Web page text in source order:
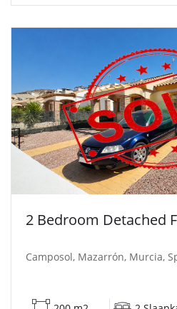
2 Bedroom Detached
Camposol, Mazarrón, Murcia,